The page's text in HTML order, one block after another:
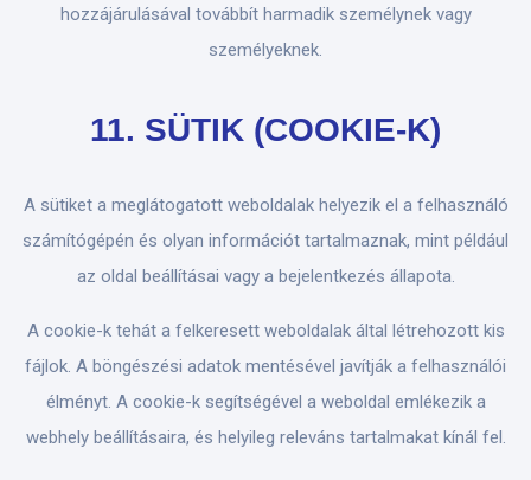
hozzájárulásával továbbít harmadik személynek vagy
személyeknek.
11. SÜTIK (COOKIE-K)
A sütiket a meglátogatott weboldalak helyezik el a felhasználó
számítógépén és olyan információt tartalmaznak, mint például
az oldal beállításai vagy a bejelentkezés állapota.
A cookie-k tehát a felkeresett weboldalak által létrehozott kis
fájlok. A böngészési adatok mentésével javítják a felhasználói
élményt. A cookie-k segítségével a weboldal emlékezik a
webhely beállításaira, és helyileg releváns tartalmakat kínál fel.